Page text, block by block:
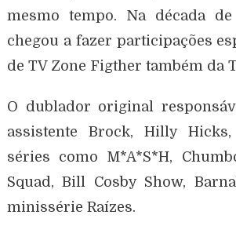
mesmo tempo. Na década de
chegou a fazer participações
de TV Zone Figther também da
O dublador original
assistente Brock, Hilly
séries como M*A*S*H,
Squad, Bill Cosby Show,
minissérie Raízes.